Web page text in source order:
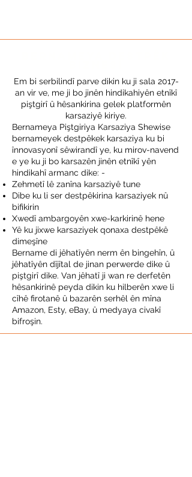
Em bi serbilindî parve dikin ku ji sala 2017-
an vir ve, me ji bo jinên hindikahiyên etnîkî
piştgirî û hêsankirina gelek platformên
karsaziyê kiriye.
Bernameya Piştgiriya Karsaziya Shewise
bernameyek destpêkek karsaziya ku bi
înnovasyonî sêwirandî ye, ku mirov-navend
e ye ku ji bo karsazên jinên etnîkî yên
hindikahî armanc dike: -
Zehmetî lê zanîna karsaziyê tune
Dibe ku li ser destpêkirina karsaziyek nû
bifikirin
Xwedî ambargoyên xwe-karkirinê hene
Yê ku jixwe karsaziyek qonaxa destpêkê
dimeşîne
Bername di jêhatîyên nerm ên bingehîn, û
jêhatîyên dîjîtal de jinan perwerde dike û
piştgirî dike. Van jêhatî ji wan re derfetên
hêsankirinê peyda dikin ku hilberên xwe li
cîhê firotanê û bazarên serhêl ên mîna
Amazon, Esty, eBay, û medyaya civakî
bifroşin.